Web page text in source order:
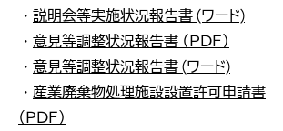
・ 説明会等実施状況報告書 (ワード)
・ 意見等調整状況報告書 （ＰＤＦ）
・ 意見等調整状況報告書 (ワード)
・ 産業廃棄物処理施設設置許可申請書
（ＰＤＦ）